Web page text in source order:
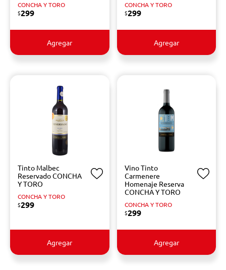
CONCHA Y TORO
$299
Agregar
CONCHA Y TORO
$299
Agregar
Tinto Malbec
Reservado CONCHA
Y TORO
CONCHA Y TORO
$299
Agregar
Vino Tinto
Carmenere
Homenaje Reserva
CONCHA Y TORO
CONCHA Y TORO
$299
Agregar